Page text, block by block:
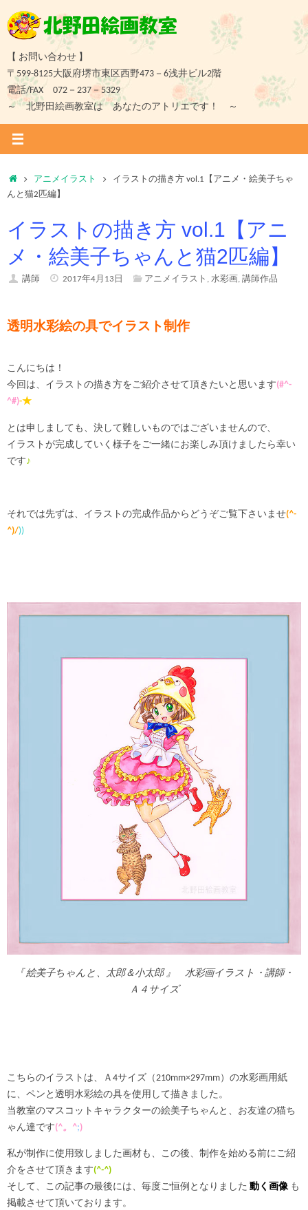
ン
ツ
へ
キ
プ
【 お問い合わせ 】
〒599-8125大阪府堺市東区西野473－6浅井ビル2階
電話/FAX 072－237－5329
～ 北野田絵画教室は あなたのアトリエです！ ～
ホ
ー
アニメイラスト
イラストの描き方 vol.1【アニメ・絵美子ちゃ
んと猫2匹編】
イラストの描き方 vol.1【アニ
メ・絵美子ちゃんと猫2匹編】
講師 2017年4月13日 アニメイラスト , 水彩画, 講師作品
透明水彩絵の具でイラスト制作
こんにちは！
今回は、イラストの描き方をご紹介させて頂きたいと思います(#^-
^#)-★
とは申しましても、決して難しいものではございませんので、
イラストが完成していく様子をご一緒にお楽しみ頂けましたら幸い
です♪
それでは先ずは、イラストの完成作品からどうぞご覧下さいませ(^-
^)/))
『 絵美子ちゃんと、太郎＆小太郎 』 水彩画イラスト・講師・
Ａ４サイズ
こちらのイラストは、Ａ4サイズ（210mm×297mm）の水彩画用紙
に、ペンと透明水彩絵の具を使用して描きました。
当教室のマスコットキャラクターの絵美子ちゃんと、お友達の猫ち
ゃん達です(^。^;)ゞ
私が制作に使用致しました画材も、この後、制作を始める前にご紹
介をさせて頂きます(^-^)
そして、この記事の最後には、毎度ご恒例となりました 動く画像 も
掲載させて頂いております。